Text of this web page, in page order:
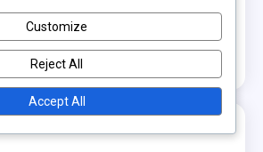
Customize
Reject All
Accept All